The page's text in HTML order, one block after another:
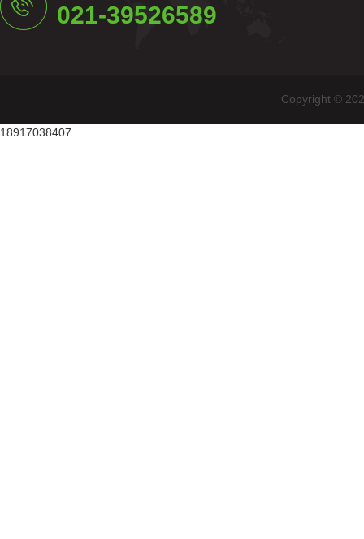
021-39526589
Copyright ©
18917038407